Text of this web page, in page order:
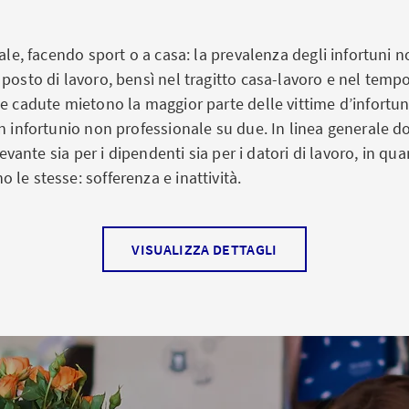
malattie professionali (OPI).
dei rischi in loco da parte di specialisti in
pregressi e individuazione dei rischi come pure
potenziale di rischio in caso di nuove acquisizioni, nuove
la formazione può essere calibrata sull’intero
facendo sport o a casa: la prevalenza degli infortuni
di lavoro, bensì nel tragitto casa-lavoro e nel
cadute mietono la maggior parte delle vittime
infortunio non professionale su due. In linea generale
sia per i dipendenti sia per i datori di lavoro, in
le stesse: sofferenza e inattività.
– Prevenzione degli
l’Ufficio svizzero per la prevenzione degli infortuni
di prevenzione su temi come sport, casa e giardino.
VISUALIZZA DETTAGLI